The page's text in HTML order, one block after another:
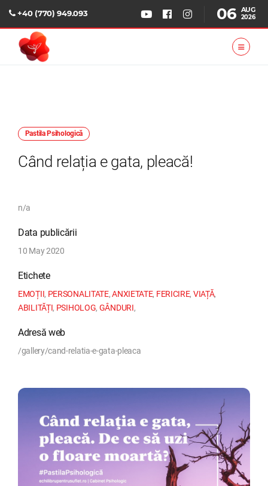
+40 (770) 949.093 06 AUG
2026
Pastila Psihologică
Când relația e gata, pleacă!
n/a
Data publicării
10 May 2020
Etichete
EMOȚII, PERSONALITATE,ANXIETATE, FERICIRE, VIAȚĂ,
ABILITĂȚI, PSIHOLOG, GÂNDURI,
Adresă web
/gallery/cand-relatia-e-gata-pleaca